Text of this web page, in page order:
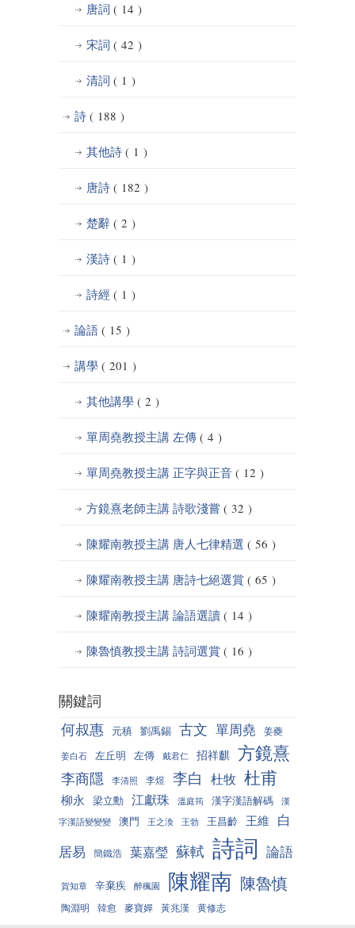
唐詞 ( 14 )
宋詞 ( 42 )
清詞 ( 1 )
詩 ( 188 )
其他詩 ( 1 )
唐詩 ( 182 )
楚辭 ( 2 )
漢詩 ( 1 )
詩經 ( 1 )
論語 ( 15 )
講學 ( 201 )
其他講學 ( 2 )
單周堯教授主講 左傳 ( 4 )
單周堯教授主講 正字與正音 ( 12 )
方鏡熹老師主講 詩歌淺嘗 ( 32 )
陳耀南教授主講 唐人七律精選 ( 56 )
陳耀南教授主講 唐詩七絕選賞 ( 65 )
陳耀南教授主講 論語選讀 ( 14 )
陳魯慎教授主講 詩詞選賞 ( 16 )
關鍵詞
何叔惠 元稹 劉禹錫 古文 單周堯 姜夔
姜白石 左丘明 左傳 戴君仁 招祥麒 方鏡熹
李商隱 李清照 李煜 李白 杜牧 杜甫
柳永 梁立勳 江獻珠 溫庭筠 漢字漢語解碼
漢
字漢語變變變
澳門 王之渙 王勃 王昌齡 王維 白
居易
簡鐵浩 葉嘉瑩 蘇軾 詩詞 論語
賀知章 辛棄疾 醉楓園 陳耀南 陳魯慎
陶淵明 韓愈 麥寶嬋 黃兆漢 黄修志